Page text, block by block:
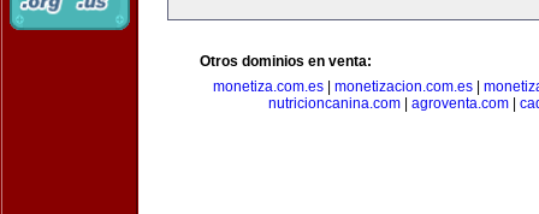
Otros dominios en venta:
monetiza.com.es| monetizacion.com.es|
nutricioncanina.com| agroventa.com|